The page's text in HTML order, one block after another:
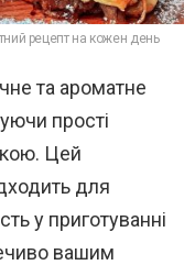
рецепт на кожен день
та ароматне
прості
Цей
для
у приготуванні
вашим